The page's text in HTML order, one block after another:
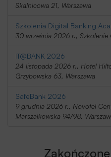
Skalnicowa 21, Warszawa
Szkolenia Digital Banking
30 września 2026 r., Szkolenie
IT@BANK 2026
24 listopada 2026 r., Hotel
Grzybowska 63, Warszawa
SafeBank 2026
9 grudnia 2026 r., Novotel
Marszałkowska 94/98,